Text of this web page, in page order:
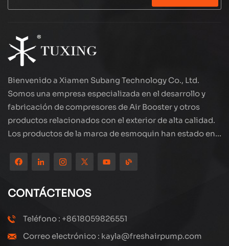
Bienvenido a Xiamen Subang Technology Co., Ltd.
Somos una empresa especializada en el desarrollo y
fabricación de compresores de Air Booster y otros
productos relacionados con el exterior de alta calidad.
Los productos de la marca de esmoquin han estado en
ubicada en el hermoso paisaje de la ciudad costera:
Xiamen, nuestros productos se exportan a más de 80
países y regiones, con una excelente calidad ha ganado
una amplia reputación internacional. Subang
Technology tiene un equipo de ventas profesional y un
estamos explorando y estudiando cómo actualizar
CONTÁCTENOS
Teléfono : +8618059826551
Correo electrónico : kayla@freshairpump.com